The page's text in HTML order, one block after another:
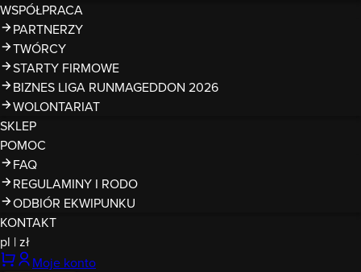
WSPÓŁPRACA
PARTNERZY
TWÓRCY
STARTY FIRMOWE
BIZNES LIGA RUNMAGEDDON 2026
WOLONTARIAT
SKLEP
POMOC
FAQ
REGULAMINY I RODO
ODBIÓR EKWIPUNKU
KONTAKT
pl |zł
Moje konto